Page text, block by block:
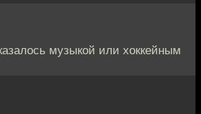
музыкой или хоккейным